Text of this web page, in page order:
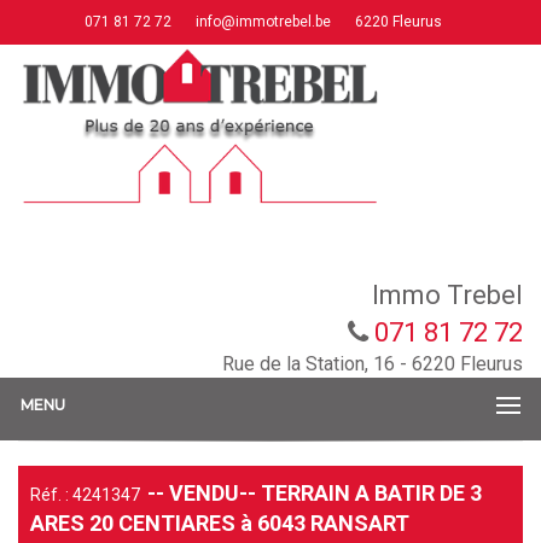
071 81 72 72 info@immotrebel.be 6220 Fleurus
Immo Trebel
071 81 72 72
Rue de la Station, 16 - 6220 Fleurus
MENU
Réf. : 4241347 -- VENDU-- TERRAIN A BATIR DE 3
ARES 20 CENTIARES à 6043 RANSART